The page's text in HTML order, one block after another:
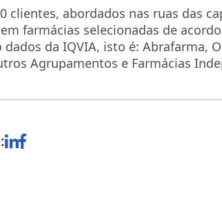
clientes, abordados nas ruas das
farmácias selecionadas de
da IQVIA, isto é: Abrafarma,
Agrupamentos e Farmácias